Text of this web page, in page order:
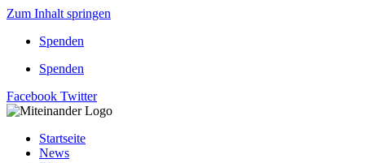
Zum Inhalt springen
Spenden
Spenden
Facebook Twitter
Startseite
News